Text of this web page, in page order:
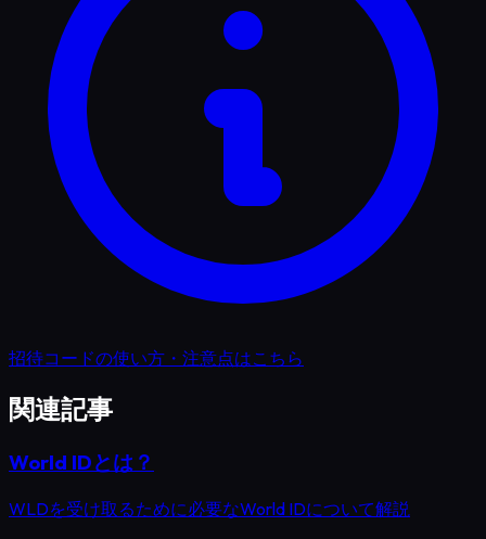
招待コードの使い方・注意点はこちら
関連記事
World IDとは？
WLDを受け取るために必要なWorld IDについて解説